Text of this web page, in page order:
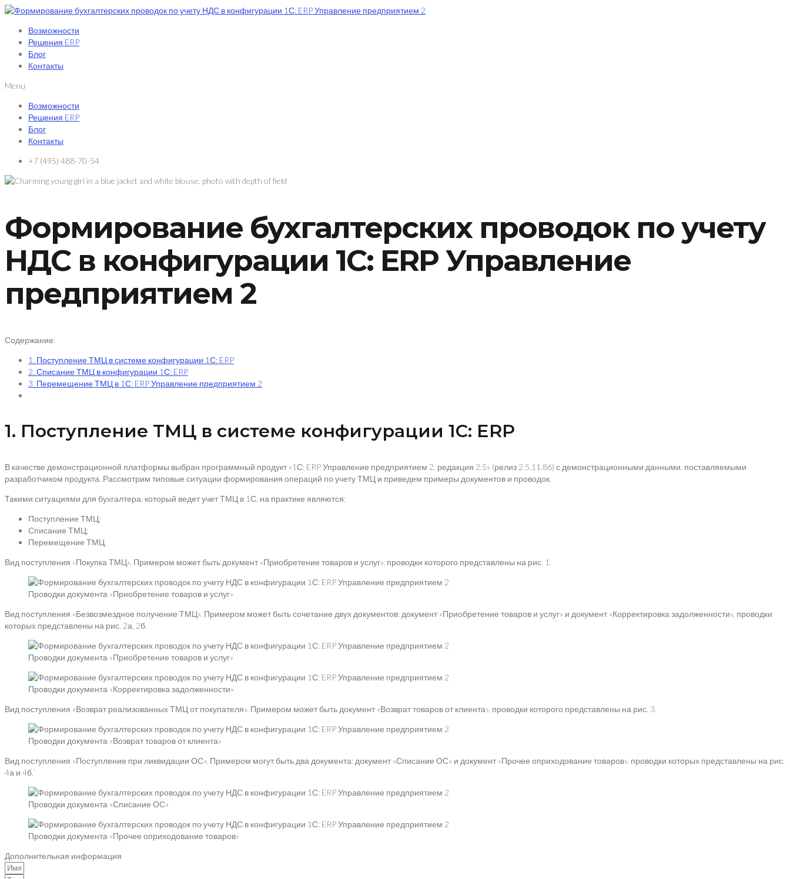
Возможности
Решения ERP
Блог
Контакты
Menu
Возможности
Решения ERP
Блог
Контакты
+7 (495) 488-70-54
Формирование бухгалтерских проводок по учету
НДС в конфигурации 1С: ERP Управление
предприятием 2
Содержание:
1. Поступление ТМЦ в системе конфигурации 1С: ERP
2. Списание ТМЦ в конфигурации 1С: ERP
3. Перемещение ТМЦ в 1С: ERP Управление предприятием 2
1. Поступление ТМЦ в системе конфигурации 1С: ERP
В качестве демонстрационной платформы выбран программный продукт «1С: ERP Управление предприятием 2, редакция 2.5» (релиз 2.5.11.86) с демонстрационными данными, поставляемыми
разработчиком продукта. Рассмотрим типовые ситуации формирования операций по учету ТМЦ и приведем примеры документов и проводок.
Такими ситуациями для бухгалтера, который ведет учет ТМЦ в 1С, на практике являются:
Поступление ТМЦ;
Списание ТМЦ;
Перемещение ТМЦ.
Вид поступления «Покупка ТМЦ». Примером может быть документ «Приобретение товаров и услуг», проводки которого представлены на рис. 1.
Проводки документа «Приобретение товаров и услуг»
Вид поступления «Безвозмездное получение ТМЦ». Примером может быть сочетание двух документов: документ «Приобретение товаров и услуг» и документ «Корректировка задолженности», проводки
которых представлены на рис. 2а, 2б.
Проводки документа «Приобретение товаров и услуг»
Проводки документа «Корректировка задолженности»
Вид поступления «Возврат реализованных ТМЦ от покупателя». Примером может быть документ «Возврат товаров от клиента», проводки которого представлены на рис. 3.
Проводки документа «Возврат товаров от клиента»
Вид поступления «Поступление при ликвидации ОС». Примером могут быть два документа: документ «Списание ОС» и документ «Прочее оприходование товаров», проводки которых представлены на рис.
4а и 4б.˙
Проводки документа «Списание ОС»
Проводки документа «Прочее оприходование товаров»
Дополнительная информация